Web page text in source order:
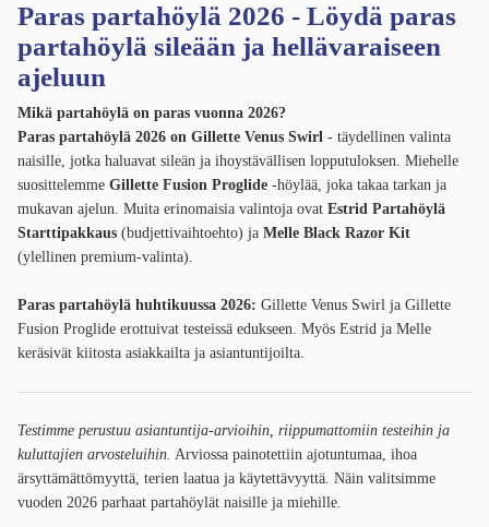
Paras partahöylä 2026 - Löydä paras
partahöylä sileään ja hellävaraiseen
ajeluun
Mikä partahöylä on paras vuonna 2026?
Paras partahöylä 2026 on Gillette Venus Swirl - täydellinen valinta
naisille, jotka haluavat sileän ja ihoystävällisen lopputuloksen. Miehelle
suosittelemme Gillette Fusion Proglide -höylää, joka takaa tarkan ja
mukavan ajelun. Muita erinomaisia valintoja ovat Estrid Partahöylä
Starttipakkaus (budjettivaihtoehto) ja Melle Black Razor Kit
(ylellinen premium-valinta).
Paras partahöylä huhtikuussa 2026: Gillette Venus Swirl ja Gillette
Fusion Proglide erottuivat testeissä edukseen. Myös Estrid ja Melle
keräsivät kiitosta asiakkailta ja asiantuntijoilta.
Testimme perustuu asiantuntija-arvioihin, riippumattomiin testeihin ja
kuluttajien arvosteluihin. Arviossa painotettiin ajotuntumaa, ihoa
ärsyttämättömyyttä, terien laatua ja käytettävyyttä. Näin valitsimme
vuoden 2026 parhaat partahöylät naisille ja miehille.